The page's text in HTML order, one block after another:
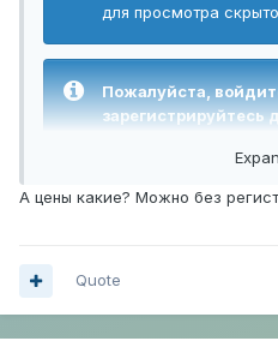
для просмотра
Пожалуйста,
зарегистрируйтесь
Сайт работает в
инстаграм,
А цены какие? Можно без
Quote